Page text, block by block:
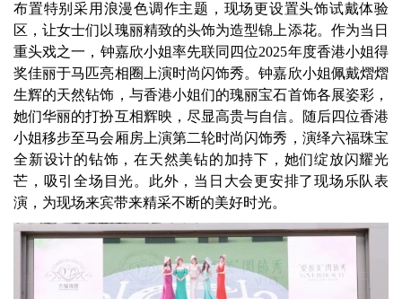
布置特别采用浪漫色调作主题，现场更设置头饰试戴体验
区，让女士们以瑰丽精致的头饰为造型锦上添花。作为当日
重头戏之一，钟嘉欣小姐率先联同四位2025年度香港小姐得
奖佳丽于马匹亮相圈上演时尚闪饰秀。钟嘉欣小姐佩戴熠熠
生辉的天然钻饰，与香港小姐们的瑰丽宝石首饰各展姿彩，
她们华丽的打扮互相辉映，尽显高贵与自信。随后四位香港
小姐移步至马会厢房上演第二轮时尚闪饰秀，演绎六福珠宝
全新设计的钻饰，在天然美钻的加持下，她们绽放闪耀光
芒，吸引全场目光。此外，当日大会更安排了现场乐队表
演，为现场来宾带来精采不断的美好时光。